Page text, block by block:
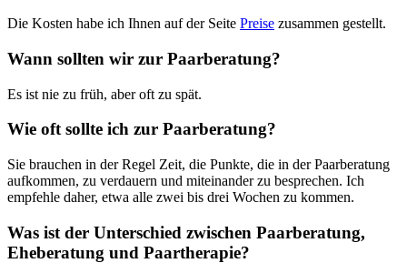
Die Kosten habe ich Ihnen auf der Seite Preise zusammen gestellt.
Wann sollten wir zur Paarberatung?
Es ist nie zu früh, aber oft zu spät.
Wie oft sollte ich zur Paarberatung?
Sie brauchen in der Regel Zeit, die Punkte, die in der Paarberatung
aufkommen, zu verdauern und miteinander zu besprechen. Ich
empfehle daher, etwa alle zwei bis drei Wochen zu kommen.
Was ist der Unterschied zwischen Paarberatung,
Eheberatung und Paartherapie?